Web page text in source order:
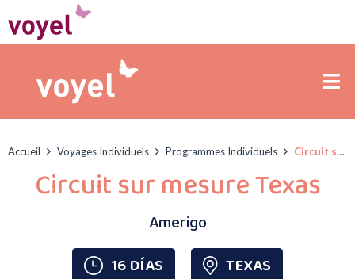
Accueil Voyages Individuels Programmes Individuels Circuit sur mesure Texas
Circuit sur mesure Texas
Amerigo
16 DÍAS
TEXAS